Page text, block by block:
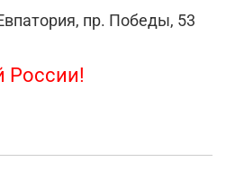
пр. Победы, 53
России!